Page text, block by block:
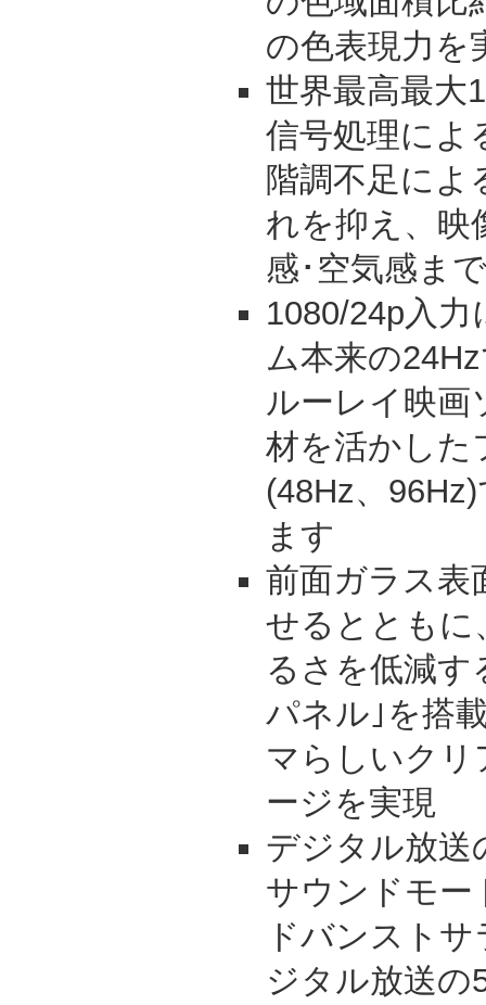
の色表現力を
世界最高最大
信号処理によ
階調不足によ
れを抑え、映
感･空気感ま
1080/24p入
ム本来の
ルーレイ映画
材を活かした
(48Hz、
ます
前面ガラス表
せるとともに
るさを低減す
パネル｣を搭
マらしいク
ージを実現
デジタル放送
サウンドモー
ドバンスト
ジタル放送の